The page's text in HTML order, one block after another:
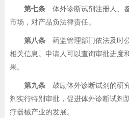
第七条体外诊断试剂注册人、
市场，对产品负法律责任。
第八条药监管理部门依法及时
相关信息。申请人可以查询审批进度
果。
第九条鼓励体外诊断试剂的研
剂实行特别审批，促进体外诊断试剂
疗器械产业的发展。